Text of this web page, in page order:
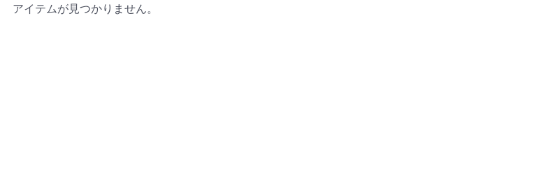
アイテムが見つかりません。